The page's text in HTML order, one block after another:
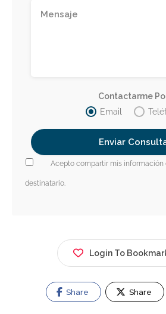
Contactarme
Email
Acepto compartir mis
destinatario.
Login To
Share Share